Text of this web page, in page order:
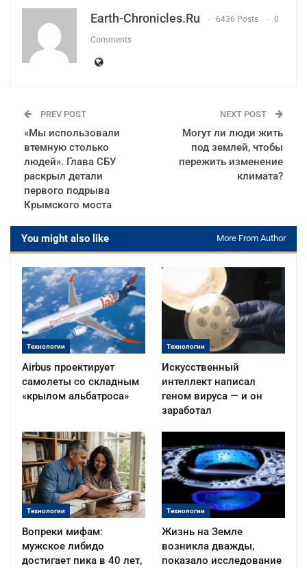
Earth-Chronicles.ru 6436 Posts 0
Comments
PREV POST
«Мы использовали
втемную столько
людей». Глава СБУ
раскрыл детали
первого подрыва
Крымского моста
NEXT POST
Могут ли люди жить
под землей, чтобы
пережить изменение
климата?
You might also like More From Author
Технологии
Airbus проектирует
самолеты со складным
«крылом альбатроса»
Технологии
Искусственный
интеллект написал
геном вируса — и он
заработал
Технологии
Вопреки мифам:
мужское либидо
достигает пика в 40 лет,
Технологии
Жизнь на Земле
возникла дважды,
показало исследование